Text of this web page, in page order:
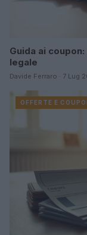
Guida ai
legale
Davide Ferraro · 7 Lug
OFFERTE E